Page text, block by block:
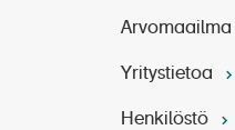
Arvomaailma
Yritystietoa
Henkilöstö